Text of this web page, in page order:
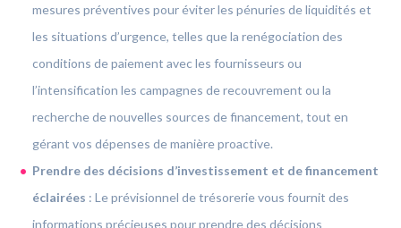
mesures préventives pour éviter les pénuries de liquidités et
les situations d’urgence, telles que la renégociation des
conditions de paiement avec les fournisseurs ou
l’intensification les campagnes de recouvrement ou la
recherche de nouvelles sources de financement, tout en
gérant vos dépenses de manière proactive.
Prendre des décisions d’investissement et de financement
éclairées : Le prévisionnel de trésorerie vous fournit des
informations précieuses pour prendre des décisions